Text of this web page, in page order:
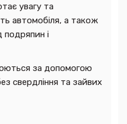
увагу та
автомобіля, а також
подряпин і
за допомогою
свердління та зайвих